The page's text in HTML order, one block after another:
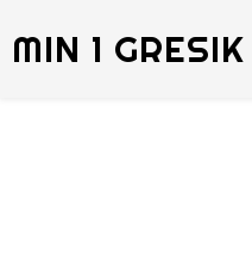
MIN 1 GRESIK